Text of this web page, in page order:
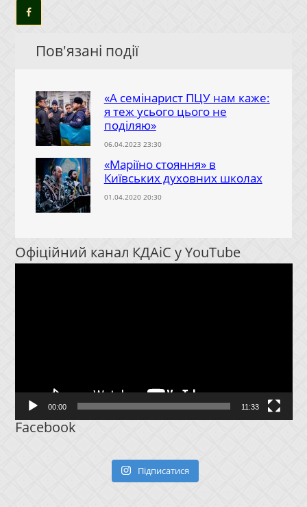
Пов'язані події
«А семінарист ПЦУ нам каже:
я теж усього цього не
поділяю»
06.04.2023 23:30
«Маріїно стояння» в
Київських духовних школах
01.04.2020 20:30
Офіційний канал КДАіС у YouTube
Відеопрогравач
00:00 11:33
Facebook
Підписатися